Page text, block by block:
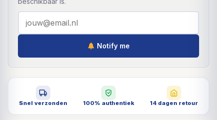
Notify me
Snel verzonden 100% authentiek 14 dagen retour